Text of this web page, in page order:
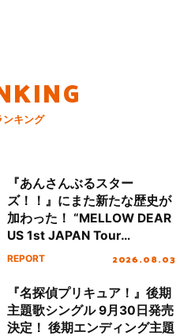
ンキング
『あんさんぶるスター
ズ！！』にまた新たな歴史が
加わった！ “MELLOW DEAR
US 1st JAPAN Tour
Final「NICE to meet YOU
ート!!
REPORT 2026.08.03
『名探偵プリキュア！』後期
主題歌シングル 9月30日発売
決定！ 後期エンディング主題